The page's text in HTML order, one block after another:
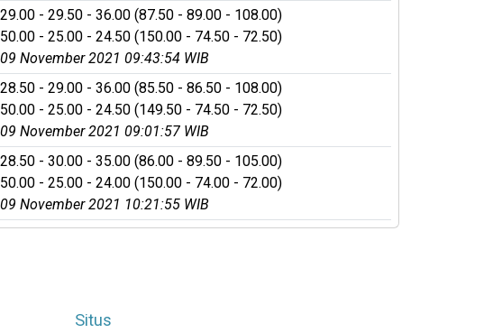
29.00 - 29.50 - 36.00 (87.50 - 89.00 - 108.00)
50.00 - 25.00 - 24.50 (150.00 - 74.50 - 72.50)
09 November 2021 09:43:54 WIB
28.50 - 29.00 - 36.00 (85.50 - 86.50 - 108.00)
50.00 - 25.00 - 24.50 (149.50 - 74.50 - 72.50)
09 November 2021 09:01:57 WIB
28.50 - 30.00 - 35.00 (86.00 - 89.50 - 105.00)
50.00 - 25.00 - 24.00 (150.00 - 74.00 - 72.00)
09 November 2021 10:21:55 WIB
Situs